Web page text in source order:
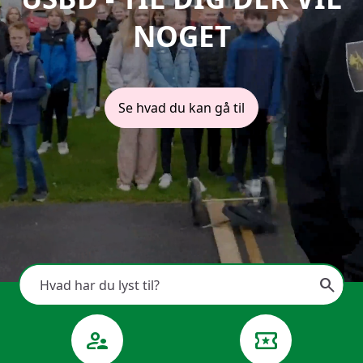
NOGET
Se hvad du kan gå til
search
supervisor_account local_activity